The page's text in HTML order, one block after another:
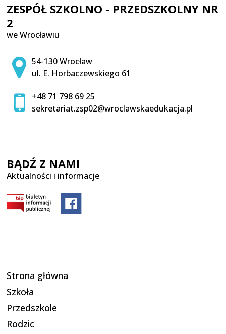
ZESPÓŁ SZKOLNO - PRZEDSZKOLNY NR
2
we Wrocławiu
Adres pocztowy:
54-130 Wrocław
ul. E. Horbaczewskiego 61
+48 71 798 69 25
sekretariat.zsp02@wroclawskaedukacja.pl
BĄDŹ Z NAMI
Aktualności i informacje
Strona główna
Szkoła
Przedszkole
Rodzic